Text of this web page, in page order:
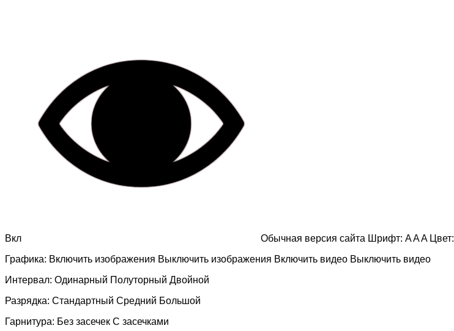
Вкл Обычная версия сайта Шрифт: AAA Цвет:
Графика: Включить изображения Выключить изображения Включить видео Выключить видео
Интервал: Одинарный Полуторный Двойной
Разрядка: Стандартный Средний Большой
Гарнитура: Без засечек С засечками